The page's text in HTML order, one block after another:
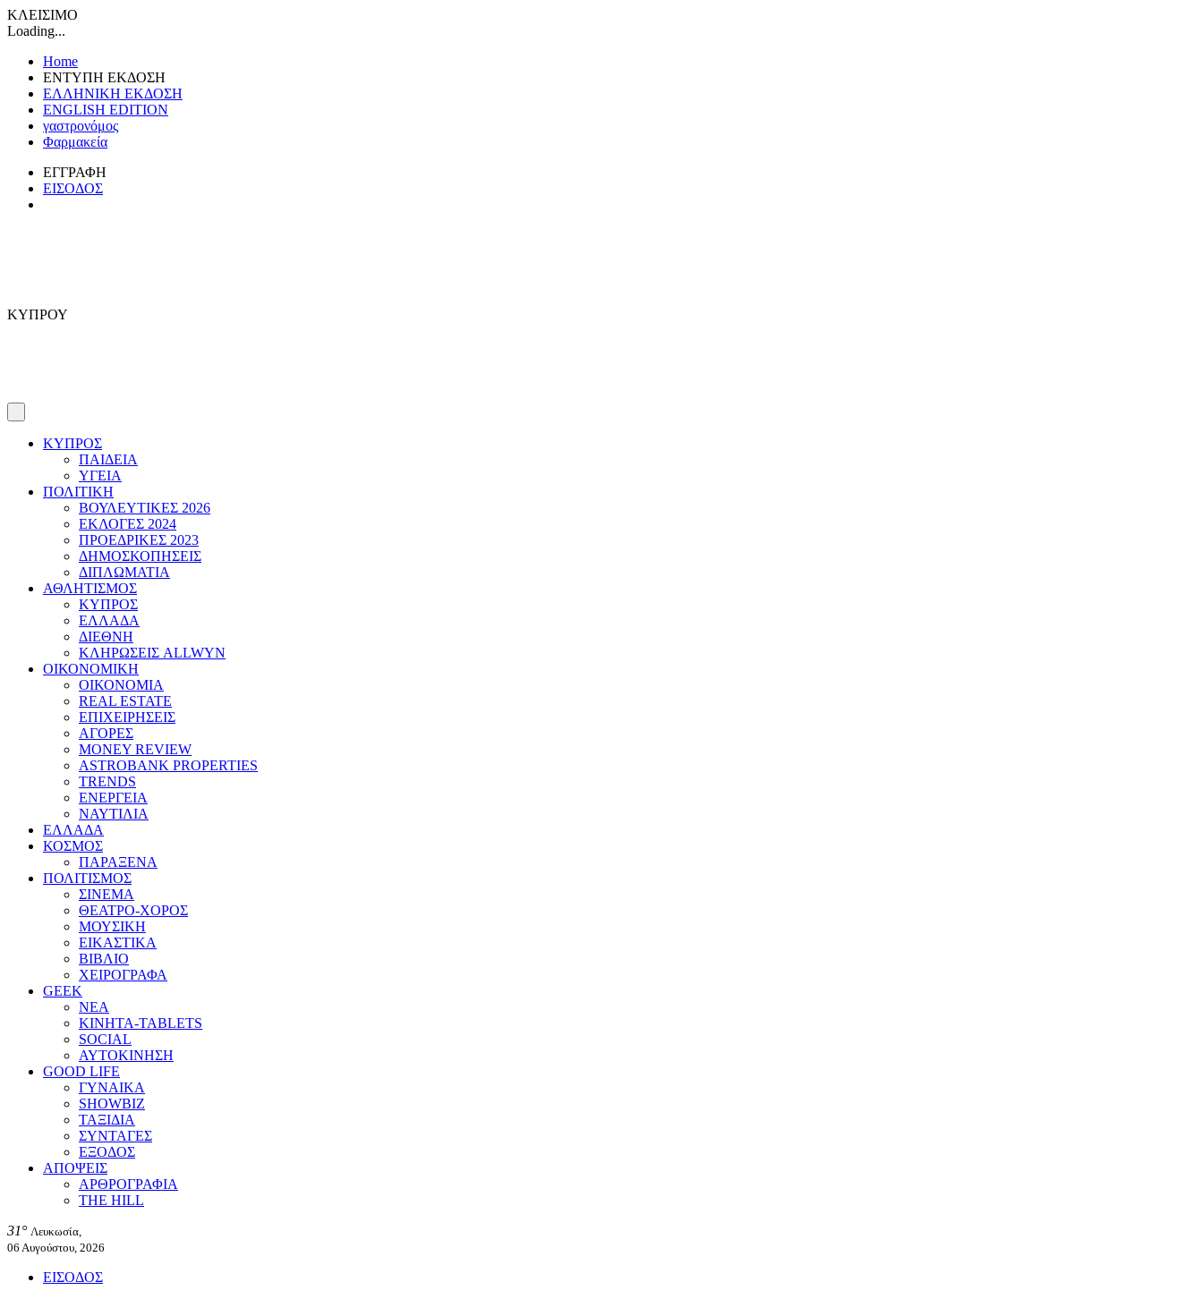
ΚΛΕΙΣΙΜΟ
Loading...
Home
ΕΝΤΥΠΗ ΕΚΔΟΣΗ
ΕΛΛΗΝΙΚΗ ΕΚΔΟΣΗ
ENGLISH EDITION
γαστρονόμος
Φαρμακεία
ΕΓΓΡΑΦΗ
ΕΙΣΟΔΟΣ
ΚΥΠΡΟΥ
ΚΥΠΡΟΣ
ΠΑΙΔΕΙΑ
ΥΓΕΙΑ
ΠΟΛΙΤΙΚΗ
ΒΟΥΛΕΥΤΙΚΕΣ 2026
ΕΚΛΟΓΕΣ 2024
ΠΡΟΕΔΡΙΚΕΣ 2023
ΔΗΜΟΣΚΟΠΗΣΕΙΣ
ΔΙΠΛΩΜΑΤΙΑ
ΑΘΛΗΤΙΣΜΟΣ
ΚΥΠΡΟΣ
ΕΛΛΑΔΑ
ΔΙΕΘΝΗ
ΚΛΗΡΩΣΕΙΣ ALLWYN
ΟΙΚΟΝΟΜΙΚΗ
ΟΙΚΟΝΟΜΙΑ
REAL ESTATE
ΕΠΙΧΕΙΡΗΣΕΙΣ
ΑΓΟΡΕΣ
MONEY REVIEW
ASTROBANK PROPERTIES
TRENDS
ΕΝΕΡΓΕΙΑ
ΝΑΥΤΙΛΙΑ
ΕΛΛΑΔΑ
ΚΟΣΜΟΣ
ΠΑΡΑΞΕΝΑ
ΠΟΛΙΤΙΣΜΟΣ
ΣΙΝΕΜΑ
ΘΕΑΤΡΟ-ΧΟΡΟΣ
ΜΟΥΣΙΚΗ
ΕΙΚΑΣΤΙΚΑ
ΒΙΒΛΙΟ
ΧΕΙΡΟΓΡΑΦΑ
GEEK
ΝΕΑ
ΚΙΝΗΤΑ-TABLETS
SOCIAL
ΑΥΤΟΚΙΝΗΣΗ
GOOD LIFE
ΓΥΝΑΙΚΑ
SHOWBIZ
ΤΑΞΙΔΙΑ
ΣΥΝΤΑΓΕΣ
ΕΞΟΔΟΣ
ΑΠΟΨΕΙΣ
ΑΡΘΡΟΓΡΑΦΙΑ
THE HILL
31° Λευκωσία,
06 Αυγούστου, 2026
ΕΙΣΟΔΟΣ